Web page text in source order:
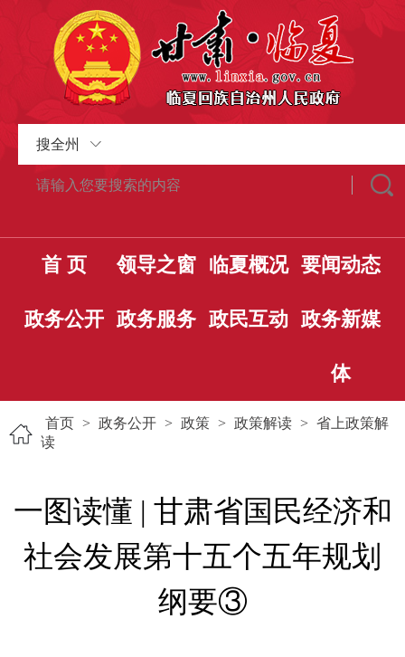
搜全州
首 页 领导之窗 临夏概况 要闻动态
政务公开 政务服务 政民互动 政务新媒
体
首页 > 政务公开 > 政策 > 政策解读 > 省上政策解
读
一图读懂 | 甘肃省国民经济和
社会发展第十五个五年规划
纲要③